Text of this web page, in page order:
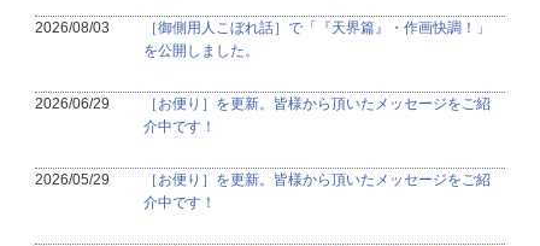
2026/08/03
［御側用人こぼれ話］で「『天界篇』・作画快調！」
を公開しました。
2026/06/29
［お便り］を更新。皆様から頂いたメッセージをご紹
介中です！
2026/05/29
［お便り］を更新。皆様から頂いたメッセージをご紹
介中です！